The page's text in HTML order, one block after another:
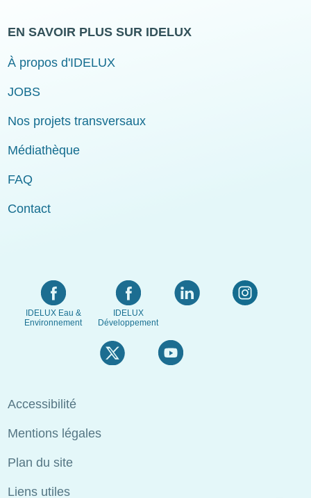
EN SAVOIR PLUS SUR IDELUX
À propos d'IDELUX
JOBS
Nos projets transversaux
Médiathèque
FAQ
Contact
IDELUX Eau &
Environnement
IDELUX
Développement
Menu
Pied
de
page
Accessibilité
Mentions légales
Plan du site
Liens utiles